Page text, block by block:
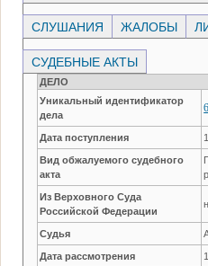
СЛУШАНИЯ ЖАЛОБЫ
СУДЕБНЫЕ АКТЫ
ДЕЛО
Уникальный идентификатор
дела
Дата поступления
Вид обжалуемого судебного
акта
Из Верховного Суда
Российской Федерации
Судья
Дата рассмотрения